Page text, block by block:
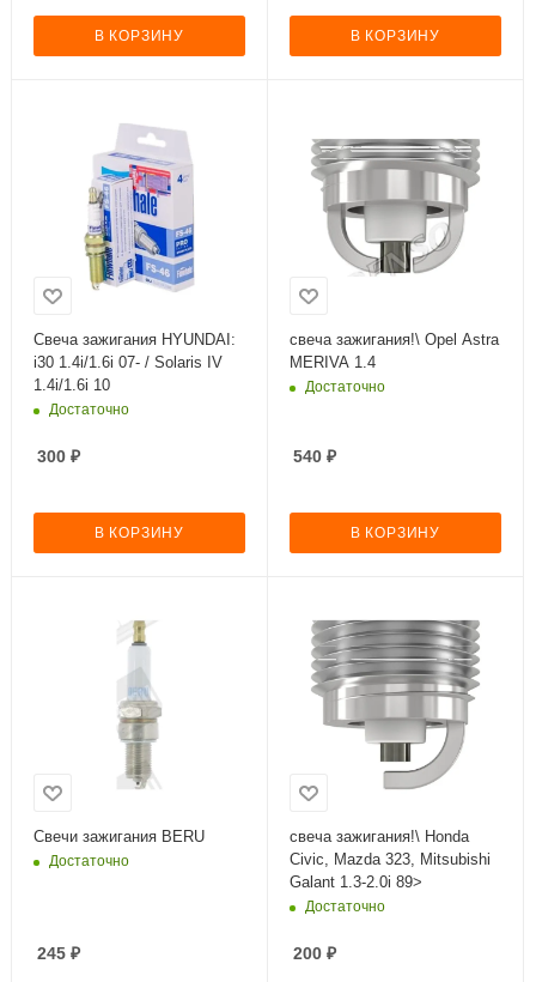
В КОРЗИНУ В КОРЗИНУ
Свеча зажигания HYUNDAI:
i30 1.4i/1.6i 07- / Solaris IV
1.4i/1.6i 10
Достаточно
300 ₽
В КОРЗИНУ
свеча зажигания!\ Opel Astra
MERIVA 1.4
Достаточно
540 ₽
В КОРЗИНУ
Свечи зажигания BERU
Достаточно
245 ₽
свеча зажигания!\ Honda
Civic, Mazda 323, Mitsubishi
Galant 1.3-2.0i 89>
Достаточно
200 ₽